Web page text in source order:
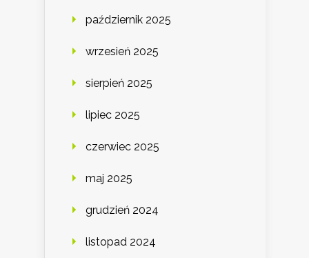
październik 2025
wrzesień 2025
sierpień 2025
lipiec 2025
czerwiec 2025
maj 2025
grudzień 2024
listopad 2024